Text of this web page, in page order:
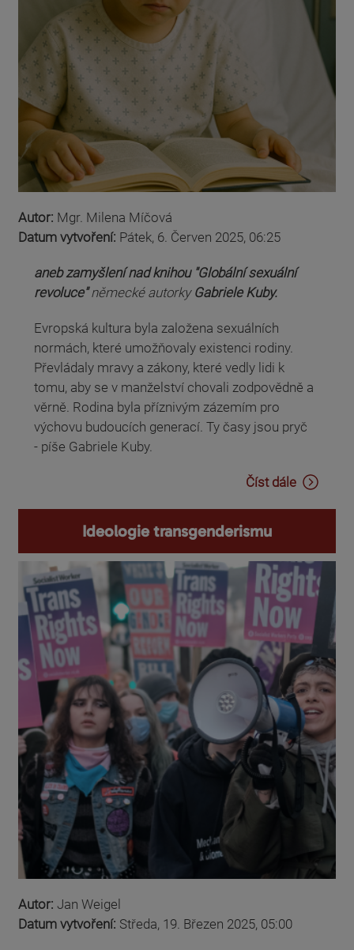
Autor: Mgr. Milena Míčová
Datum vytvoření: Pátek, 6. Červen 2025, 06:25
aneb zamyšlení nad knihou "Globální sexuální
revoluce"německé autorkyGabriele Kuby.
Evropská kultura byla založena sexuálních
normách, které umožňovaly existenci rodiny.
Převládaly mravy a zákony, které vedly lidi k
tomu, aby se v manželství chovali zodpovědně a
věrně. Rodina byla příznivým zázemím pro
výchovu budoucích generací. Ty časy jsou pryč
- píše Gabriele Kuby.
Číst dále
Ideologie transgenderismu
Autor: Jan Weigel
Datum vytvoření: Středa, 19. Březen 2025, 05:00